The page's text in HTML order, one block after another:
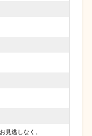
見逃しなく。